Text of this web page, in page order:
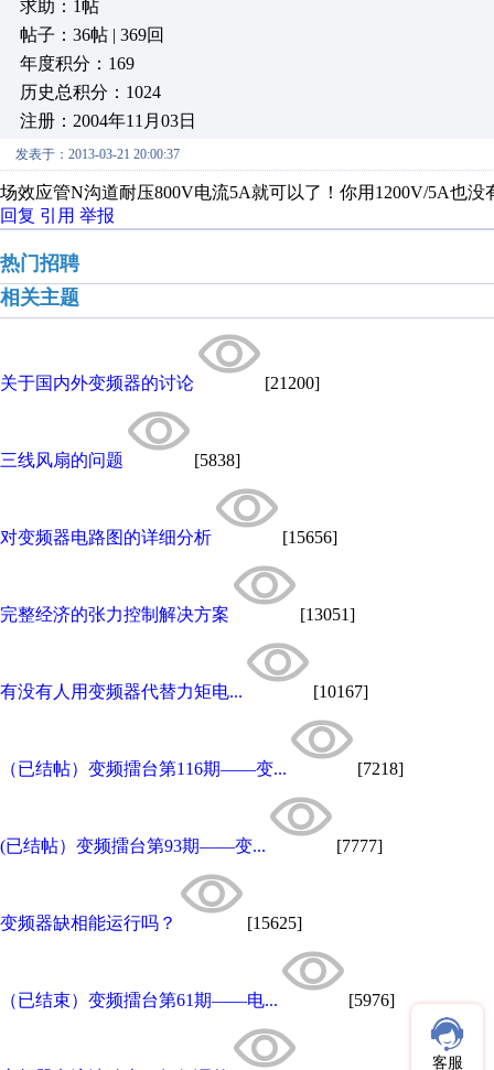
求助：1帖
帖子：36帖 | 369回
年度积分：169
历史总积分：1024
注册：2004年11月03日
发表于：2013-03-21 20:00:37
场效应管N沟道耐压800V电流5A就可以了！你用1200V/5A也没
回复 引用 举报
热门招聘
相关主题
关于国内外变频器的讨论 [21200]
三线风扇的问题 [5838]
对变频器电路图的详细分析 [15656]
完整经济的张力控制解决方案 [13051]
有没有人用变频器代替力矩电... [10167]
（已结帖）变频擂台第116期——变... [7218]
(已结帖）变频擂台第93期——变... [7777]
变频器缺相能运行吗？ [15625]
（已结束）变频擂台第61期——电... [5976]
客服